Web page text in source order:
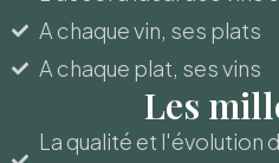
A chaque vin, ses plats
A chaque plat, ses vins
Les
La qualité et l'évolution